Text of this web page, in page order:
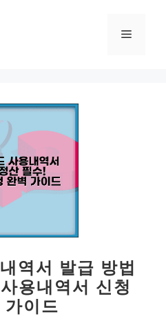
메
역서 발급 방법
용내역서 신청
가이드